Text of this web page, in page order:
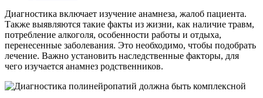
Диагностика включает изучение анамнеза, жалоб пациента.
Также выявляются такие факты из жизни, как наличие травм,
потребление алкоголя, особенности работы и отдыха,
перенесенные заболевания. Это необходимо, чтобы подобрать
лечение. Важно установить наследственные факторы, для
чего изучается анамнез родственников.